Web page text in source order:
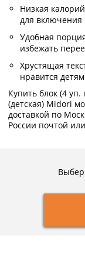
Низкая
для включения
Удобная
избежать
Хрустящая
нравится
Купить блок (4
(детская) Midori
доставкой по
России почтой